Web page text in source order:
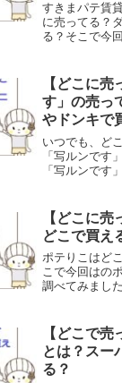
すきまパテ賃
に売ってる？
る？そこで今
せるタイプの
【どこに
す」の売っ
やドンキで
いつでも、ど
「写ルンです
「写ルンです
トロ可愛い！
ていますね。
ってる？コン
こで今回はの
【どこに
どこで買え
ポテりこはど
こで今回はの
調べてみました
【どこで
とは？スー
る？